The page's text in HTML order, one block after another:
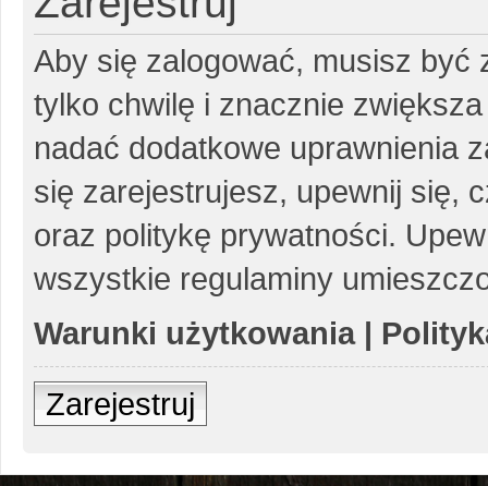
Aby się zalogować, musisz być
tylko chwilę i znacznie
nadać dodatkowe uprawnienia
się zarejestrujesz, upewnij się,
oraz politykę prywatności.
wszystkie regulaminy
Warunki użytkowania|
Zarejestruj